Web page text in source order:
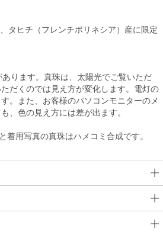
タヒチ（フレンチポリネシア）産に限定
ります。真珠は、太陽光でご覧いただ
だくのでは見え方が変化します。電灯の
。また、お客様のパソコンモニターのメ
、色の見え方には差が出ます。
着用写真の真珠はハメコミ合成です。